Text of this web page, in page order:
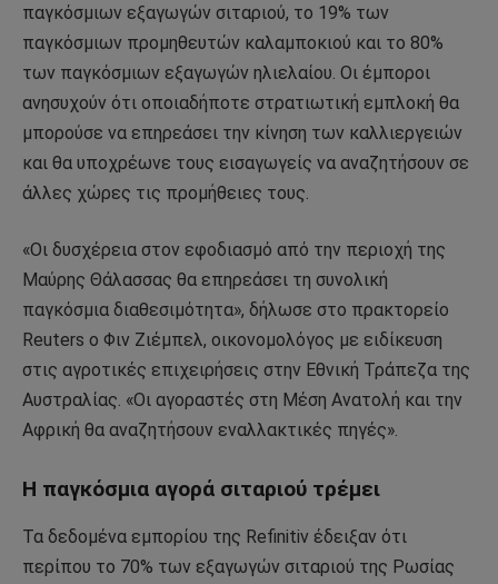
παγκόσμιων εξαγωγών σιταριού, το 19% των
παγκόσμιων προμηθευτών καλαμποκιού και το 80%
των παγκόσμιων εξαγωγών ηλιελαίου. Οι έμποροι
ανησυχούν ότι οποιαδήποτε στρατιωτική εμπλοκή θα
μπορούσε να επηρεάσει την κίνηση των καλλιεργειών
και θα υποχρέωνε τους εισαγωγείς να αναζητήσουν σε
άλλες χώρες τις προμήθειες τους.
«Οι δυσχέρεια στον εφοδιασμό από την περιοχή της
Μαύρης Θάλασσας θα επηρεάσει τη συνολική
παγκόσμια διαθεσιμότητα», δήλωσε στο πρακτορείο
Reuters ο Φιν Ζιέμπελ, οικονομολόγος με ειδίκευση
στις αγροτικές επιχειρήσεις στην Εθνική Τράπεζα της
Αυστραλίας. «Οι αγοραστές στη Μέση Ανατολή και την
Αφρική θα αναζητήσουν εναλλακτικές πηγές».
Η παγκόσμια αγορά σιταριού τρέμει
Τα δεδομένα εμπορίου της Refinitiv έδειξαν ότι
περίπου το 70% των εξαγωγών σιταριού της Ρωσίας